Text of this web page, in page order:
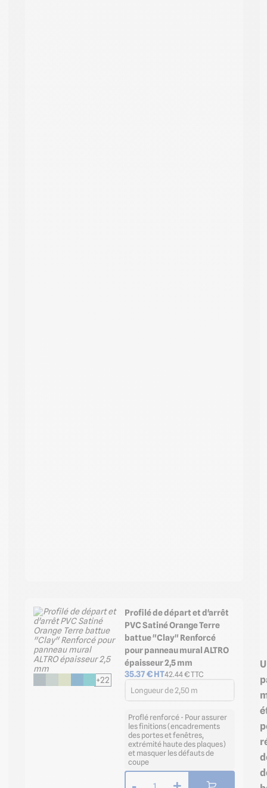
+22
Profilé de départ et d'arrêt
PVC Satiné Orange Terre
battue "Clay" Renforcé
pour panneau mural ALTRO
épaisseur 2,5 mm
35.37€ HT42.44€ TTC
Longueur de 2,50 m
Proflé renforcé - Pour assurer
les finitions (encadrements
des portes et fenêtres,
extrémité haute des plaques)
et masquer les défauts de
coupe